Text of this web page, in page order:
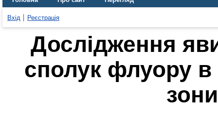
Вхід Реєстрація
Дослідження
сполук флуору в